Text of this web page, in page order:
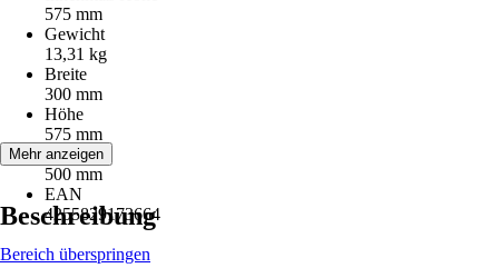
575 mm
Gewicht
13,31 kg
Breite
300 mm
Höhe
575 mm
Tiefe
500 mm
EAN
4255829173664
Mehr anzeigen
Beschreibung
Bereich überspringen